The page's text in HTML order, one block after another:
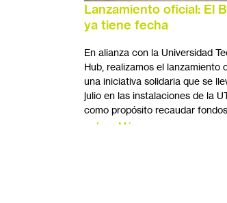
Lanzamiento oficial: El
ya tiene fecha
En alianza con la Universidad
Hub, realizamos el lanzamiento
una iniciativa solidaria que se
julio en las instalaciones de la
como propósito recaudar
Leer Más